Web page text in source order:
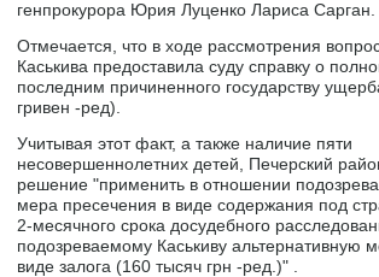
генпрокурора Юрия Луценко Лариса Сарган.
Отмечается, что в ходе рассмотрения
Каськива предоставила суду справку о
последним причиненного государству
гривен -ред).
Учитывая этот факт, а также наличие пяти
несовершеннолетних детей, Печерский
решение "применить в отношении
мера пресечения в виде содержания под
2-месячного срока досудебного
подозреваемому Каськиву альтернативную
виде залога (160 тысяч грн -ред.)" .